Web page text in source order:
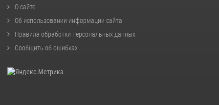
О сайте
Об использовании информации сайта
Правила обработки персональных данных
Сообщить об ошибках